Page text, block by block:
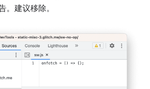
。建议移除。